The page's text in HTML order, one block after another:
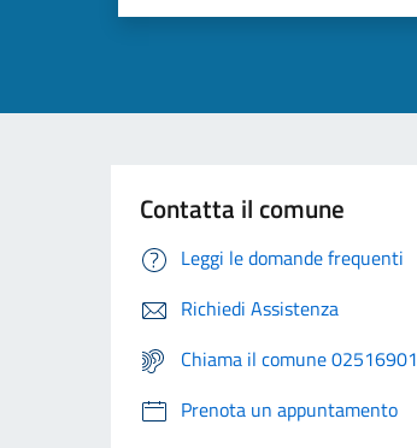
Contatta il comune
Leggi le domande frequenti
Richiedi Assistenza
Chiama il comune 02516901
Prenota un appuntamento